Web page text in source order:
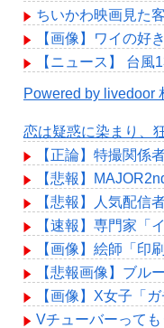
ちいかわ映画見た
【画像】ワイの好
【ニュース】 台風
Powered by livedoor
恋は疑惑に染まり、
【正論】特撮関係
【悲報】
【悲報】人気配信
【速報】専門家「
【画像】絵師「印
【悲報画像】ブル
【画像】X女子「
Vチューバーって